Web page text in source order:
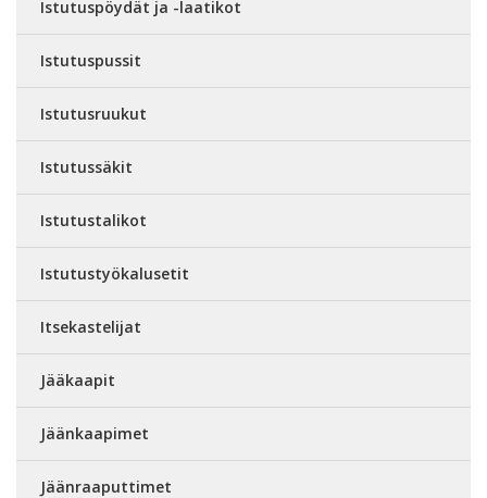
Istutuspöydät ja -laatikot
Istutuspussit
Istutusruukut
Istutussäkit
Istutustalikot
Istutustyökalusetit
Itsekastelijat
Jääkaapit
Jäänkaapimet
Jäänraaputtimet